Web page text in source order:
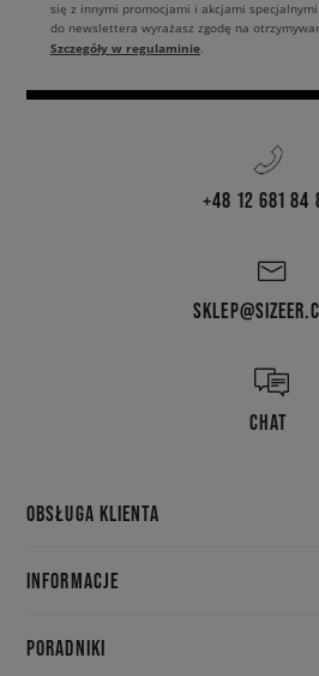
się z innymi promocjami i akcjami
do newslettera wyrażasz zgodę na
Szczegóły w regulaminie.
+48 12 681 84
CHAT
OBSŁUGA KLIENTA
INFORMACJE
PORADNIKI